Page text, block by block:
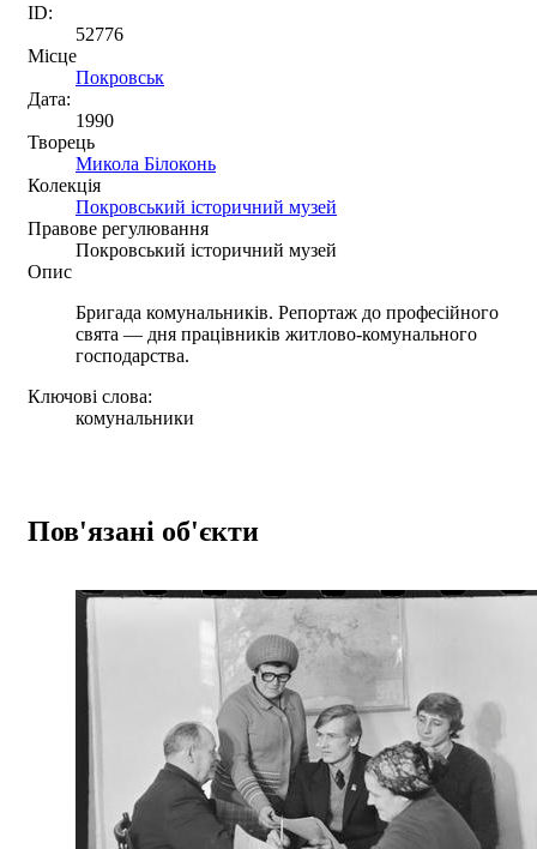
ID:
52776
Місце
Покровськ
Дата:
1990
Творець
Микола Білоконь
Колекція
Покровський історичний музей
Правове регулювання
Покровський історичний музей
Опис
Бригада комунальників. Репортаж до професійного
свята — дня працівників житлово-комунального
господарства.
Ключові слова:
комунальники
Пов'язані об'єкти